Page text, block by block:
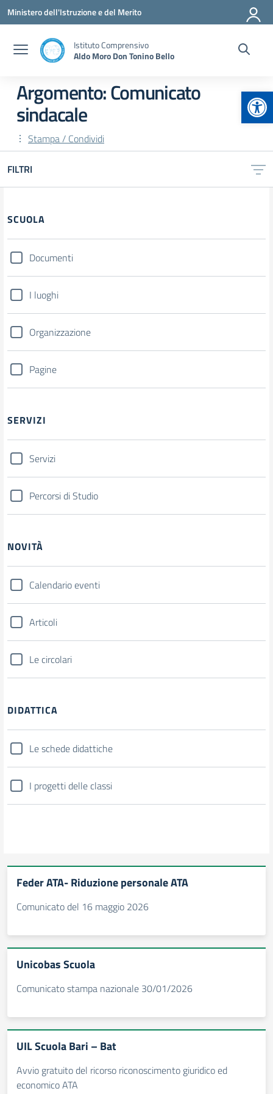
Vai ai contenuti
Vai al menu di navigazione
Vai al footer
Ministero dell'Istruzione e del Merito
Istituto Comprensivo
Aldo Moro Don Tonino Bello
Argomento: Comunicato
sindacale
Stampa / Condividi
FILTRI
Filtri
SCUOLA
Documenti
I luoghi
Organizzazione
Pagine
SERVIZI
Servizi
Percorsi di Studio
NOVITÀ
Calendario eventi
Articoli
Le circolari
DIDATTICA
Le schede didattiche
I progetti delle classi
Feder ATA- Riduzione personale ATA
Comunicato del 16 maggio 2026
Unicobas Scuola
Comunicato stampa nazionale 30/01/2026
UIL Scuola Bari – Bat
Avvio gratuito del ricorso riconoscimento giuridico ed
economico ATA